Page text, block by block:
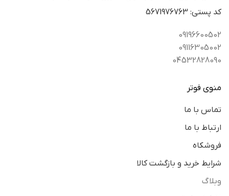
كد پستي: 5671976763
09196600502
09116305002
04532828090
منوی فوتر
تماس با ما
ارتباط با ما
فروشکاه
شرایط خرید و بازگشت کالا
وبلاگ